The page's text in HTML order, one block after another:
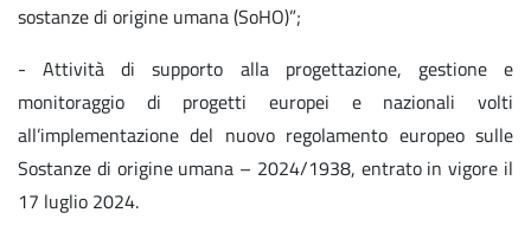
sostanze di origine umana (SoHO)”;
- Attività di supporto alla progettazione, gestione e
monitoraggio di progetti europei e nazionali volti
all’implementazione del nuovo regolamento europeo sulle
Sostanze di origine umana – 2024/1938, entrato in vigore il
17 luglio 2024.